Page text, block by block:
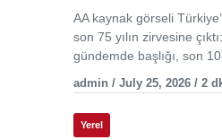
AA kaynak görseli
son 75 yılın zirvesine
gündemde başlığı, son
admin / July 25, 2026 / 2
Yerel